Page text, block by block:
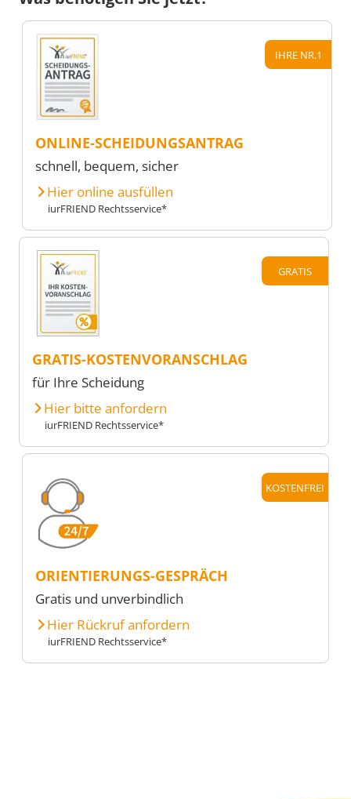
IHRE NR.1
ONLINE-SCHEIDUNGSANTRAG
schnell, bequem, sicher
Hier online ausfüllen
iurFRIEND Rechtsservice*
GRATIS
GRATIS-KOSTENVORANSCHLAG
für Ihre Scheidung
Hier bitte anfordern
iurFRIEND Rechtsservice*
KOSTENFREI
ORIENTIERUNGS-GESPRÄCH
Gratis und unverbindlich
Hier Rückruf anfordern
iurFRIEND Rechtsservice*